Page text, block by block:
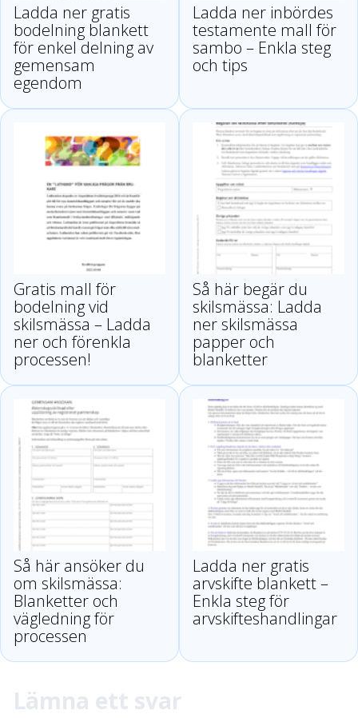
Ladda ner gratis
bodelning blankett
för enkel delning av
gemensam
egendom
Ladda ner inbördes
testamente mall för
sambo – Enkla steg
och tips
Gratis mall för
bodelning vid
skilsmässa – Ladda
ner och förenkla
processen!
Så här begär du
skilsmässa: Ladda
ner skilsmässa
papper och
blanketter
Så här ansöker du
om skilsmässa:
Blanketter och
vägledning för
processen
Ladda ner gratis
arvskifte blankett –
Enkla steg för
arvskifteshandlingar
Lämna ett svar